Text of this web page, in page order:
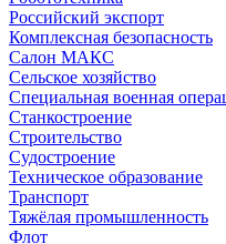
Российский экспорт
Комплексная безопасность
Салон МАКС
Сельское хозяйство
Специальная военная
Станкостроение
Строительство
Судостроение
Техническое образование
Транспорт
Тяжёлая промышленность
Флот